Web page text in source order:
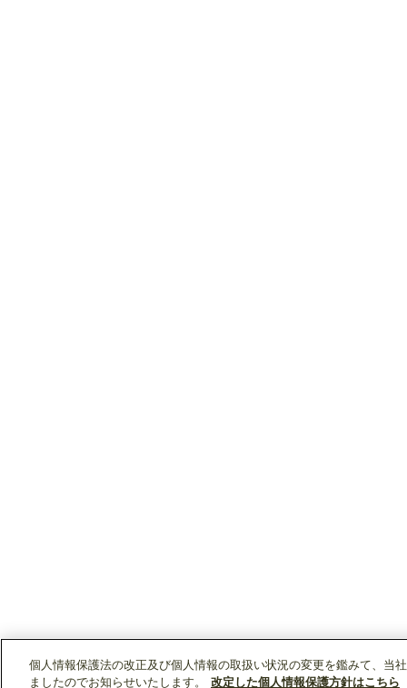
個人情報保護法の改正及び個人情報の取扱い状況の変更を鑑みて、当
ましたのでお知らせいたします。
改定した個人情報保護方針はこちら